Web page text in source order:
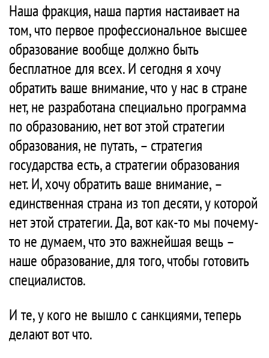
Наша фракция, наша партия настаивает на
том, что первое профессиональное высшее
образование вообще должно быть
бесплатное для всех. И сегодня я хочу
обратить ваше внимание, что у нас в стране
нет, не разработана специально программа
по образованию, нет вот этой стратегии
образования, не путать, – стратегия
государства есть, а стратегии образования
нет. И, хочу обратить ваше внимание, –
единственная страна из топ десяти, у которой
нет этой стратегии. Да, вот как-то мы почему-
то не думаем, что это важнейшая вещь –
наше образование, для того, чтобы готовить
специалистов.
И те, у кого не вышло с санкциями, теперь
делают вот что.